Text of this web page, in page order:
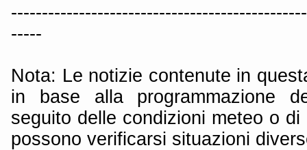
-----
Nota: Le notizie contenute in
in base alla programmazione
seguito delle condizioni meteo o
possono verificarsi situazioni